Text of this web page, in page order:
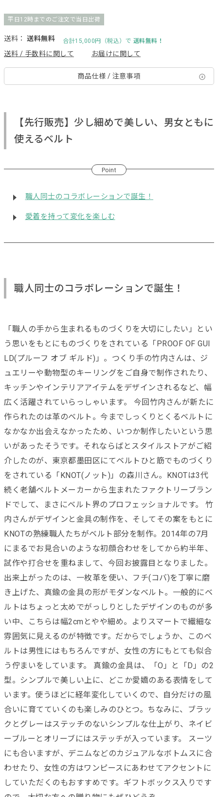
平日12時までのご注文で当日出荷
送料： 送料無料 合計15,000円（税込）で 送料無料！
送料 / 手数料に関して お届けに関して
商品仕様 / 注意事項
【先行販売】少し細めで美しい、男女ともに
使えるベルト
Point
職人同士のコラボレーションで誕生！
愛着を持って変化を楽しむ
職人同士のコラボレーションで誕生！
「職人の手から生まれるものづくりを大切にしたい」とい
う思いをもとにものづくりをされている「PROOF OF GUI
LD(プルーフ オブ ギルド)」。つくり手の竹内さんは、ジ
ュエリーや動物型のキーリングをご自身で制作されたり、
キッチンやインテリアアイテムをデザインされるなど、幅
広く活躍されていらっしゃいます。 今回竹内さんが新たに
作られたのは革のベルト。今までしっくりとくるベルトに
なかなか出会えなかったため、いつか制作したいという思
いがあったそうです。それならばとスタイルストアがご紹
介したのが、東京都墨田区にてベルトひと筋でものづくり
をされている「KNOT(ノット)」の森川さん。KNOTは3代
続く老舗ベルトメーカーから生まれたファクトリーブラン
ドでして、まさにベルト界のプロフェッショナルです。 竹
内さんがデザインと金具の制作を、そしてその案をもとに
KNOTの熟練職人たちがベルト部分を制作。2014年の7月
にまるでお見合いのような初顔合わせをしてから約半年、
試作や打合せを重ねまして、今回お披露目となりました。
出来上がったのは、一枚革を使い、フチ(コバ)を丁寧に磨
き上げた、真鍮の金具の形がモダンなベルト。一般的にベ
ルトはちょっと太めでがっしりとしたデザインのものが多
い中、こちらは幅2cmとやや細め。よりスマートで繊細な
雰囲気に見えるのが特徴です。だからでしょうか、このベ
ルトは男性にはもちろんですが、女性の方にもとても似合
う佇まいをしています。 真鍮の金具は、「O」と「D」の2
型。シンプルで美しい上に、どこか愛嬌のある表情をして
います。使うほどに経年変化していくので、自分だけの風
合いに育てていくのも楽しみのひとつ。ちなみに、ブラッ
クとグレーはステッチのないシンプルな仕上がり、ネイビ
ーブルーとオリーブにはステッチが入っています。 スーツ
にも合いますが、デニムなどのカジュアルなボトムスに合
わせたり、女性の方はワンピースにあわせてアクセントに
していただくのもおすすめです。ギフトボックス入りです